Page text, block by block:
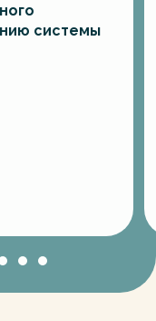
системы